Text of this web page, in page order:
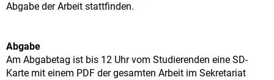
Abgabe der Arbeit stattfinden.
Abgabe
Am Abgabetag ist bis 12 Uhr vom Studierenden eine SD-
Karte mit einem PDF der gesamten Arbeit im Sekretariat